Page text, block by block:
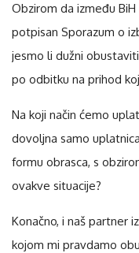
Obzirom da između
potpisan Sporazum o
jesmo li dužni
po odbitku na prihod
Na koji način ćemo
dovoljna samo
formu obrasca, s
ovakve situacije?
Konačno, i naš partner
kojom mi pravdamo